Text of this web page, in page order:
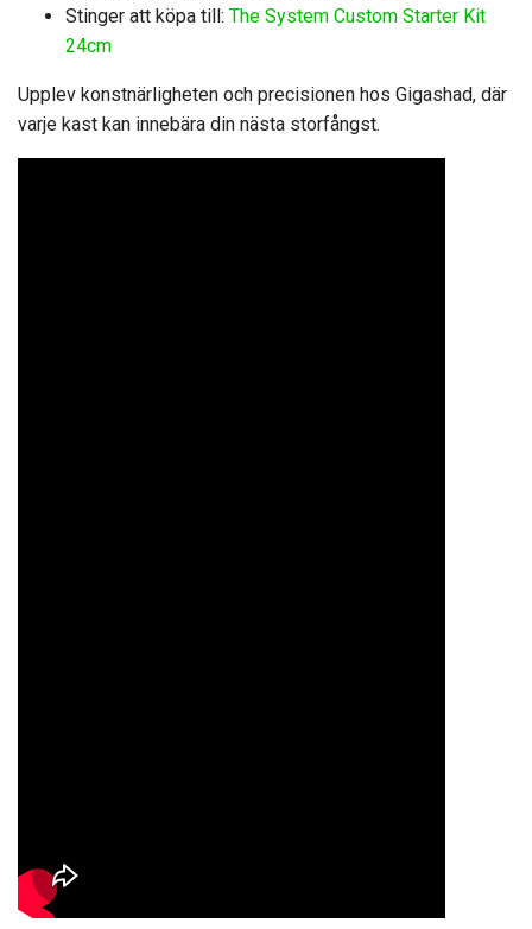
Stinger att köpa till: The System Custom Starter Kit
24cm
Upplev konstnärligheten och precisionen hos Gigashad, där
varje kast kan innebära din nästa storfångst.